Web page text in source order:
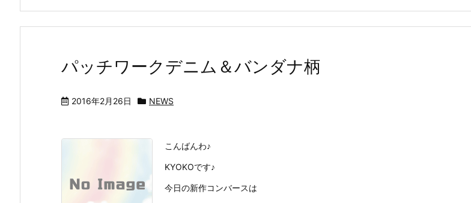
パッチワークデニム＆バンダナ柄
2016年2月26日 NEWS
こんばんわ♪
KYOKOです♪
今日の新作コンバースは